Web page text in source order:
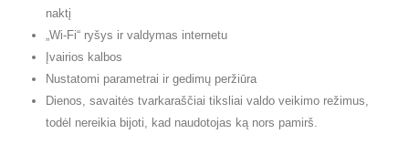
naktį
„Wi-Fi“ ryšys ir valdymas internetu
Įvairios kalbos
Nustatomi parametrai ir gedimų peržiūra
Dienos, savaitės tvarkaraščiai tiksliai valdo veikimo režimus,
todėl nereikia bijoti, kad naudotojas ką nors pamirš.